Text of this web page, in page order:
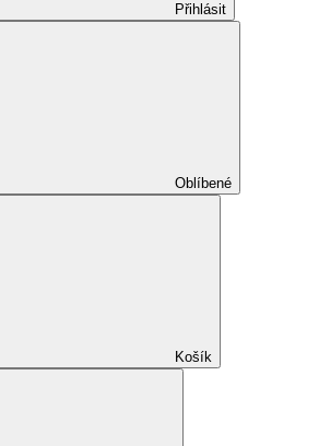
Přihlásit
Oblíbené
Košík